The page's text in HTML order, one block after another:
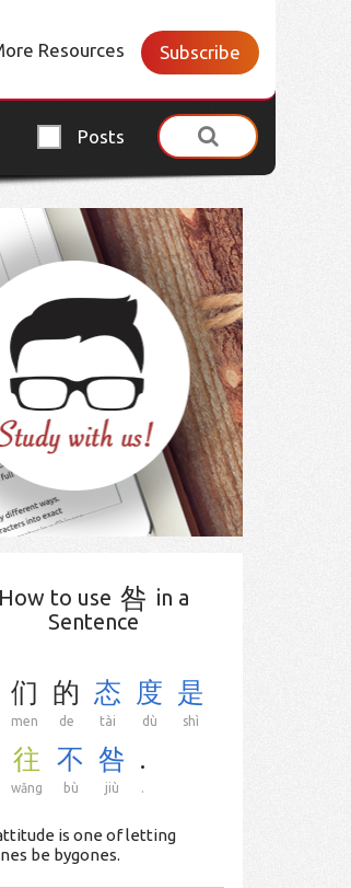
Resources Subscribe
Posts
How to use 咎 in a
Sentence
们
men
的
de
态
tài
度
dù
是
shì
往
wǎng
不
bù
咎
jiù
.
.
is one of letting
be bygones.